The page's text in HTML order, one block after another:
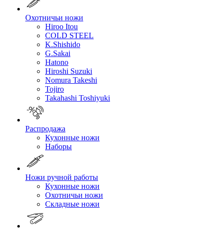
Охотничьи ножи
Hiroo Itou
COLD STEEL
K.Shishido
G.Sakai
Hatono
Hiroshi Suzuki
Nomura Takeshi
Tojiro
Takahashi Toshiyuki
Распродажа
Кухонные ножи
Наборы
Ножи ручной работы
Кухонные ножи
Охотничьи ножи
Складные ножи